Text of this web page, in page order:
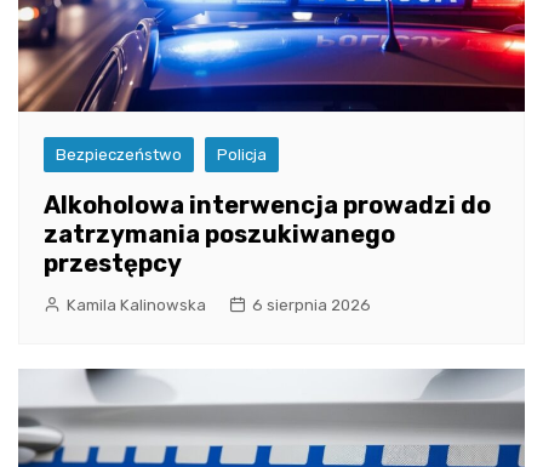
Bezpieczeństwo Policja
Alkoholowa interwencja prowadzi do
zatrzymania poszukiwanego
przestępcy
Kamila Kalinowska 6 sierpnia 2026